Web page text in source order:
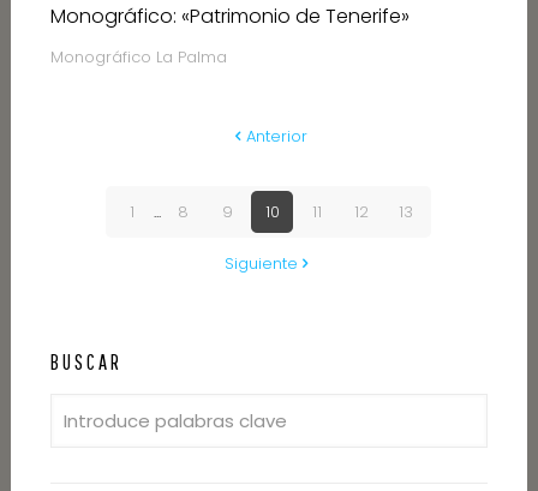
Monográfico: «Patrimonio de Tenerife»
Monográfico La Palma
Anterior
1 ... 8 9 10 11 12 13
Siguiente
BUSCAR